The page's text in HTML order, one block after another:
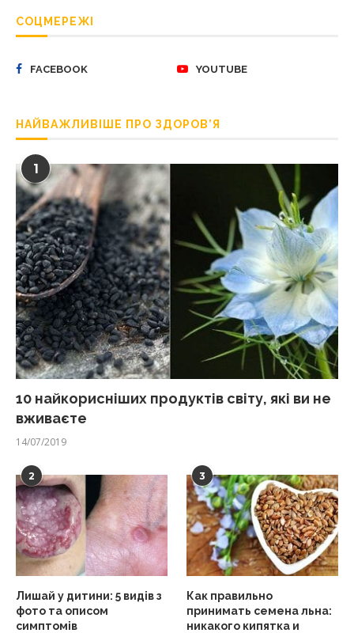
СОЦМЕРЕЖІ
FACEBOOK YOUTUBE
НАЙВАЖЛИВІШЕ ПРО ЗДОРОВ’Я
1
10 найкорисніших продуктів світу, які ви не
вживаєте
14/07/2019
2
Лишай у дитини: 5 видів з
фото та описом
симптомів
3
Как правильно
принимать семена льна:
никакого кипятка и